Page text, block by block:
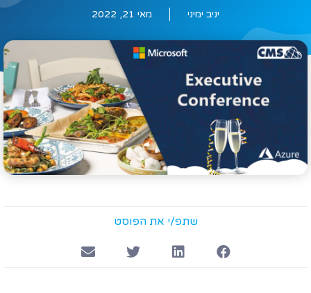
יניב ימיני מאי 21, 2022
שתפ/י את הפוסט